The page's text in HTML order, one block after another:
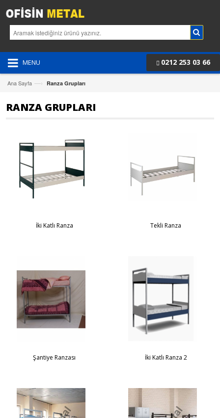
0212 253 03 66
MENU
Ana Sayfa —› Ranza Grupları
RANZA GRUPLARI
İki Katlı Ranza Tekli Ranza
Şantiye Ranzası İki Katlı Ranza 2